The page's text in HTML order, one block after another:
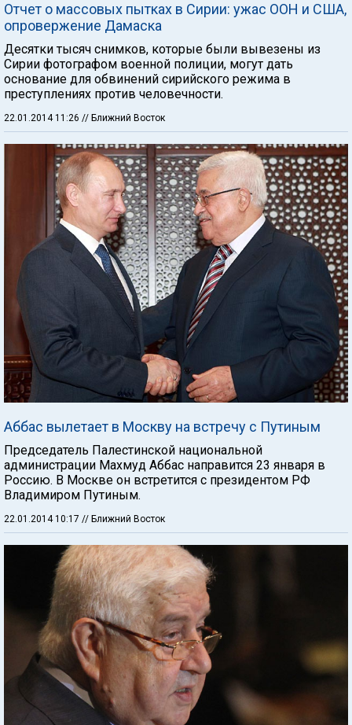
Отчет о массовых пытках в Сирии: ужас ООН и США,
опровержение Дамаска
Десятки тысяч снимков, которые были вывезены из
Сирии фотографом военной полиции, могут дать
основание для обвинений сирийского режима в
преступлениях против человечности.
22.01.2014 11:26 // Ближний Восток
Аббас вылетает в Москву на встречу с Путиным
Председатель Палестинской национальной
администрации Махмуд Аббас направится 23 января в
Россию. В Москве он встретится с президентом РФ
Владимиром Путиным.
22.01.2014 10:17 // Ближний Восток